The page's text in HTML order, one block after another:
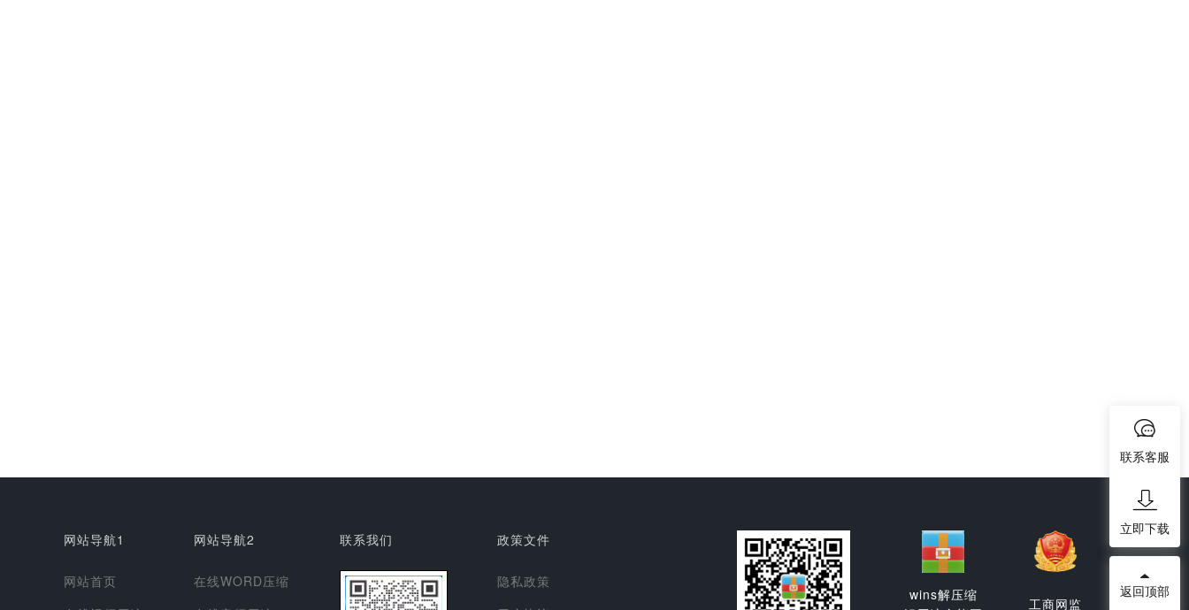
网站导航1
网站首页
网站导航2
在线WORD压缩
联系我们 政策文件
隐私政策
wins解压缩
工商网监
联系客服
立即下载
返回顶部